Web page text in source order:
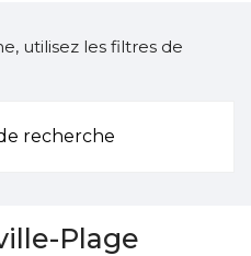
utilisez les filtres de
recherche
Plage